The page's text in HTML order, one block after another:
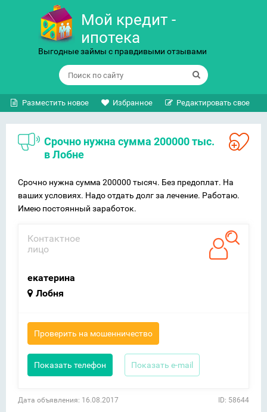
Мой кредит -
ипотека
Выгодные займы с правдивыми отзывами
Разместить новое Избранное Редактировать свое
Срочно нужна сумма 200000 тыс.
в Лобне
Срочно нужна сумма 200000 тысяч. Без предоплат. На
ваших условиях. Надо отдать долг за лечение. Работаю.
Имею постоянный заработок.
Контактное
лицо
екатерина
Лобня
Проверить на мошенничество
Показать телефон Показать e-mail
Дата объявления: 16.08.2017 ID: 58644